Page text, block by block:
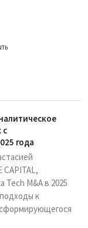
с
года
CAPITAL,
M&A в 2025
к